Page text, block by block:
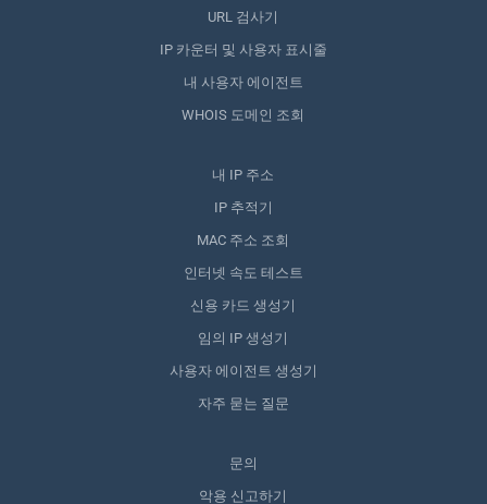
URL 검사기
IP 카운터 및 사용자 표시줄
내 사용자 에이전트
WHOIS 도메인 조회
내 IP 주소
IP 추적기
MAC 주소 조회
인터넷 속도 테스트
신용 카드 생성기
임의 IP 생성기
사용자 에이전트 생성기
자주 묻는 질문
문의
악용 신고하기